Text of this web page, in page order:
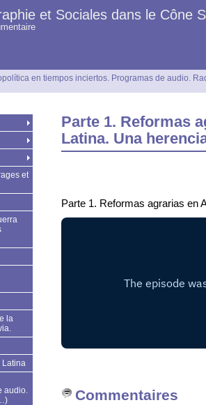
et Sociales dans le Cône
en tiempos inciertos. Programas de audio.
Parte 1. Reformas
Latina. Una
Parte 1. Reformas agrarias en
Commentaires
et
la
Latina
audio.